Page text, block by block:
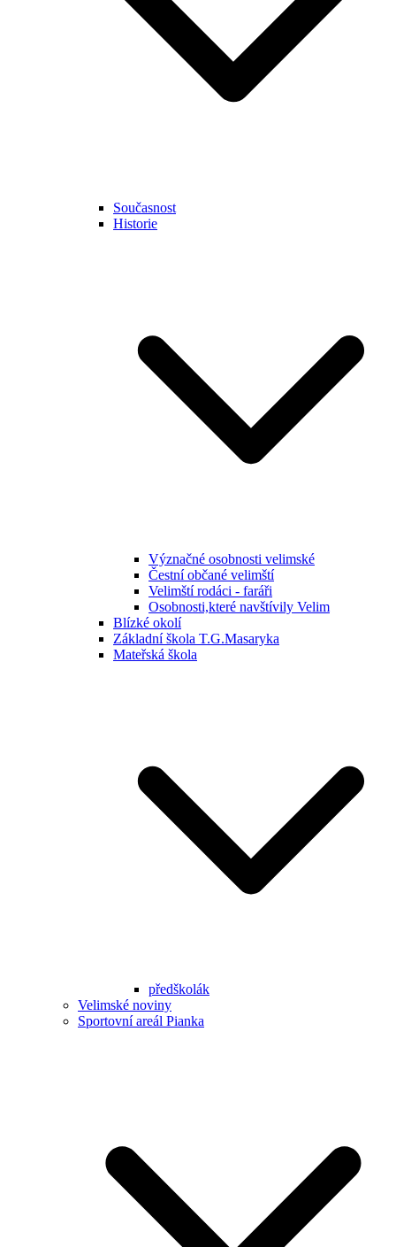
Současnost
Historie
Význačné osobnosti velimské
Čestní občané velimští
Velimští rodáci - faráři
Osobnosti,které navštívily Velim
Blízké okolí
Základní škola T.G.Masaryka
Mateřská škola
předškolák
Velimské noviny
Sportovní areál Pianka